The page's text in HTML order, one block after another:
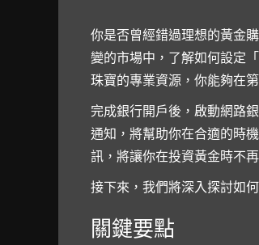
你是否曾經錯過理想的黃金
變的市場中，了解如何設定
珠寶的專業資源，你能夠在
完成銀行開戶後，啟動網路
通知，將幫助你在合適的時
訊，將讓你在投資黃金時不
接下來，我們將深入探討如
關鍵要點